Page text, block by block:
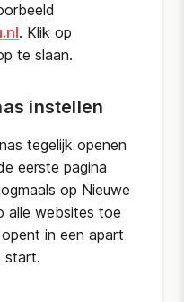
. Klik op
te slaan.
instellen
tegelijk openen
eerste pagina
op Nieuwe
alle websites toe
in een apart
start.